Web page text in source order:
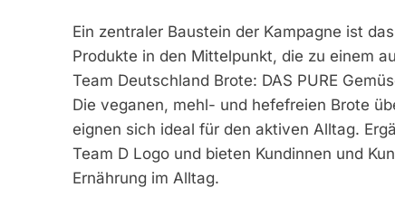
Ein zentraler Baustein der Kampagne ist
Produkte in den Mittelpunkt, die zu einem
Team Deutschland Brote: DAS PURE
Die veganen, mehl- und hefefreien Brote
eignen sich ideal für den aktiven Alltag.
Team D Logo und bieten Kundinnen und
Ernährung im Alltag.